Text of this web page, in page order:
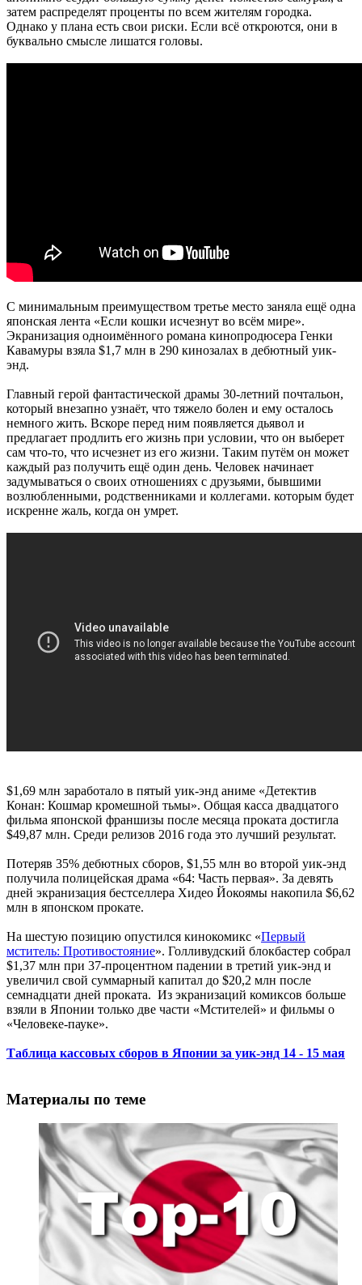
затем распределят проценты по всем жителям городка.
Однако у плана есть свои риски. Если всё откроются, они в
буквально смысле лишатся головы.
С минимальным преимуществом третье место заняла ещё одна
японская лента «Если кошки исчезнут во всём мире».
Экранизация одноимённого романа кинопродюсера Генки
Кавамуры взяла $1,7 млн в 290 кинозалах в дебютный уик-
энд.
Главный герой фантастической драмы 30-летний почтальон,
который внезапно узнаёт, что тяжело болен и ему осталось
немного жить. Вскоре перед ним появляется дьявол и
предлагает продлить его жизнь при условии, что он выберет
сам что-то, что исчезнет из его жизни. Таким путём он может
каждый раз получить ещё один день. Человек начинает
задумываться о своих отношениях с друзьями, бывшими
возлюбленными, родственниками и коллегами. которым будет
искренне жаль, когда он умрет.
$1,69 млн заработало в пятый уик-энд аниме «Детектив
Конан: Кошмар кромешной тьмы». Общая касса двадцатого
фильма японской франшизы после месяца проката достигла
$49,87 млн. Среди релизов 2016 года это лучший результат.
Потеряв 35% дебютных сборов, $1,55 млн во второй уик-энд
получила полицейская драма «64: Часть первая». За девять
дней экранизация бестселлера Хидео Йокоямы накопила $6,62
млн в японском прокате.
На шестую позицию опустился кинокомикс «Первый
мститель: Противостояние». Голливудский блокбастер собрал
$1,37 млн при 37-процентном падении в третий уик-энд и
увеличил свой суммарный капитал до $20,2 млн после
семнадцати дней проката. Из экранизаций комиксов больше
взяли в Японии только две части «Мстителей» и фильмы о
«Человеке-пауке».
Таблица кассовых сборов в Японии за уик-энд 14 - 15 мая
Материалы по теме